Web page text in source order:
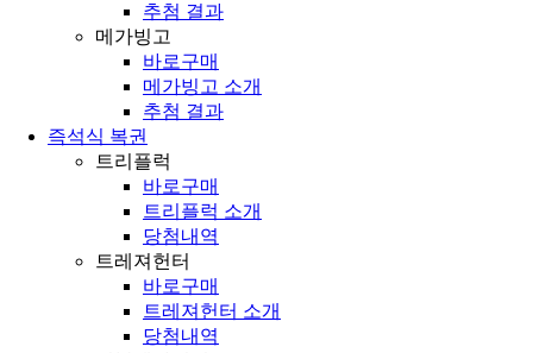
추첨 결과
메가빙고
바로구매
메가빙고 소개
추첨 결과
즉석식 복권
트리플럭
바로구매
트리플럭 소개
당첨내역
트레져헌터
바로구매
트레져헌터 소개
당첨내역